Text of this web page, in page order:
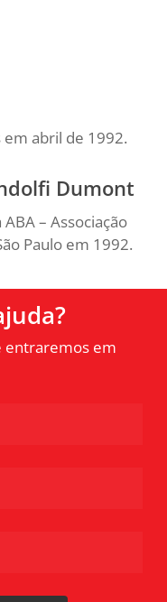
em abril de 1992.
Dumont
– Associação
Paulo em 1992.
entraremos em